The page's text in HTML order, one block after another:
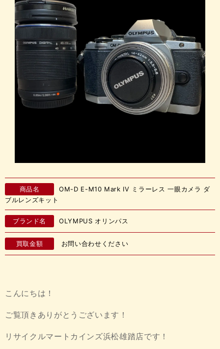
商品名
OM-D E-M10 Mark IV ミラーレス 一眼カメラ ダ
ブルレンズキット
ブランド名 OLYMPUS オリンパス
買取金額 お問い合わせください
こんにちは！
ご覧頂きありがとうございます！
リサイクルマートカインズ浜松雄踏店です！